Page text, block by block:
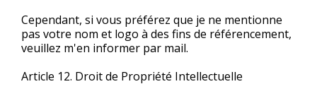
Cependant, si vous préférez que je ne mentionne
pas votre nom et logo à des fins de référencement,
veuillez m'en informer par mail.
Article 12. Droit de Propriété Intellectuelle